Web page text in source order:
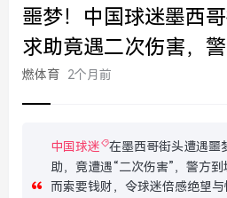
噩梦！中国球迷墨西
求助竟遇二次伤害，
燃体育 2个月前
中国球迷
在墨西哥街头遭遇噩
助，竟遭遇“二次伤害”，警方
而索要钱财，令球迷倍感绝望